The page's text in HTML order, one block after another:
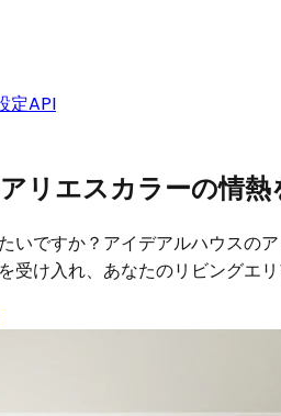
定API
リエスカラーの情熱
いですか？アイデアルハウスの
受け入れ、あなたのリビングエ